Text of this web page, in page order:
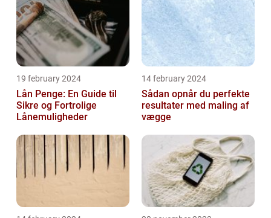
19 february 2024
Lån Penge: En Guide til
Sikre og Fortrolige
Lånemuligheder
14 february 2024
Sådan opnår du perfekte
resultater med maling af
vægge